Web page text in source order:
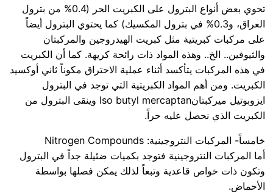
تحوي بعض أنواع البترول على الكبريت الحر (0.4% من بترول
العراق، و0.3% في بترول المكسيك) كما يحتوي البترول أيضاً
على مركبات كبريتية مثل كبريت الهيدروجين والمركبتان
والثيوفين.. الخ.. وهذه المواد ذات رائحة كريهة. كما أن الكبريت
في هذه المركبات يتأكسد أثناء عملية الاحتراق مكوناً ثاني أوكسيد
الكبريت. ومن أهم المواد الكبريتية التي توجد في البترول
ايزوبوتيل ميركبتانIso butyl mercaptan وينقى البترول من
الكبريت الذي نحصل عليه حراً.
خامساً- المركبات النتروجينية: Nitrogen Compounds
أما المركبات النتروجينية فتوجد بكميات ضئيلة جداً في البترول
وتكون ذات خواص قاعدية وتبعاً لذلك يمكن فصلها بواسطة
الأحماض.